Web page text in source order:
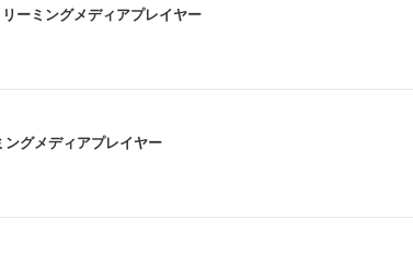
ーミングメディアプレイヤー
グメディアプレイヤー